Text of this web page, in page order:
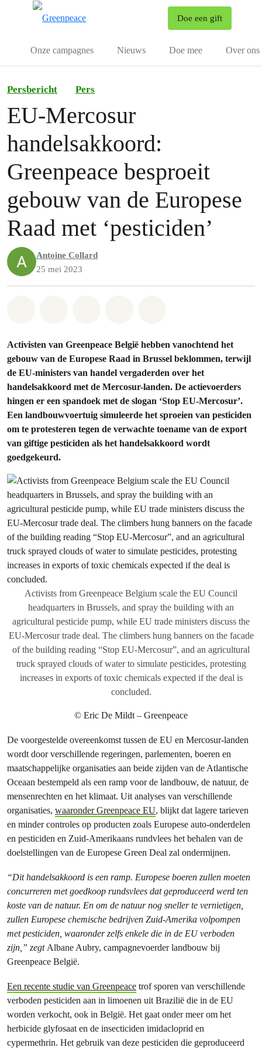
Doe een gift
Onze campagnes Nieuws Doe mee Over ons
Persbericht Pers
EU-Mercosur
handelsakkoord:
Greenpeace besproeit
gebouw van de Europese
Raad met ‘pesticiden’
Antoine Collard
25 mei 2023
Activisten van Greenpeace België hebben vanochtend het
gebouw van de Europese Raad in Brussel beklommen, terwijl
de EU-ministers van handel vergaderden over het
handelsakkoord met de Mercosur-landen. De actievoerders
hingen er een spandoek met de slogan ‘Stop EU-Mercosur’.
Een landbouwvoertuig simuleerde het sproeien van pesticiden
om te protesteren tegen de verwachte toename van de export
van giftige pesticiden als het handelsakkoord wordt
goedgekeurd.
Activists from Greenpeace Belgium scale the EU Council
headquarters in Brussels, and spray the building with an
agricultural pesticide pump, while EU trade ministers discuss the
EU-Mercosur trade deal. The climbers hung banners on the facade
of the building reading “Stop EU-Mercosur”, and an agricultural
truck sprayed clouds of water to simulate pesticides, protesting
increases in exports of toxic chemicals expected if the deal is
concluded.
© Eric De Mildt – Greenpeace
De voorgestelde overeenkomst tussen de EU en Mercosur-landen
wordt door verschillende regeringen, parlementen, boeren en
maatschappelijke organisaties aan beide zijden van de Atlantische
Oceaan bestempeld als een ramp voor de landbouw, de natuur, de
mensenrechten en het klimaat. Uit analyses van verschillende
organisaties, waaronder Greenpeace EU, blijkt dat lagere tarieven
en minder controles op producten zoals Europese auto-onderdelen
en pesticiden en Zuid-Amerikaans rundvlees het behalen van de
doelstellingen van de Europese Green Deal zal ondermijnen.
“Dit handelsakkoord is een ramp. Europese boeren zullen moeten
concurreren met goedkoop rundsvlees dat geproduceerd werd ten
koste van de natuur. En om de natuur nog sneller te vernietigen,
zullen Europese chemische bedrijven Zuid-Amerika volpompen
met pesticiden, waaronder zelfs enkele die in de EU verboden
zijn,” zegtAlbane Aubry, campagnevoerder landbouw bij
Greenpeace België.
Een recente studie van Greenpeace trof sporen van verschillende
verboden pesticiden aan in limoenen uit Brazilië die in de EU
worden verkocht, ook in België. Het gaat onder meer om het
herbicide glyfosaat en de insecticiden imidacloprid en
cypermethrin. Het gebruik van deze pesticiden die geproduceerd